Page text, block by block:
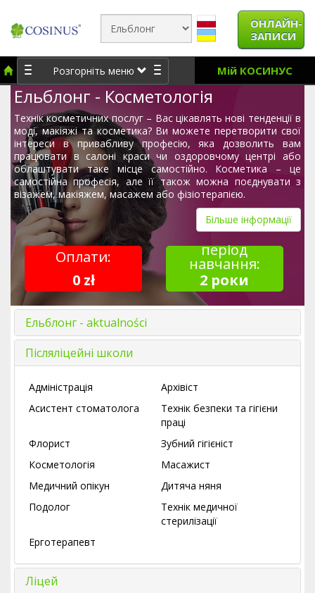
ОНЛАЙН-
ЗАПИСИ
Розгорніть меню Мій КОСИНУС
Ельблонг - Косметологія
Технік косметичних послуг – Вас цікавлять нові тенденції в
моді, макіяжі та косметика? Ви можете перетворити свої
інтереси в привабливу професію, яка дозволить вам
працювати в салоні краси чи оздоровчому центрі або
облаштувати таке місце самостійно. Косметика – це
самостійна професія, але її також можна поєднувати з
візажем, макіяжем, масажем або фізіотерапією.
Більше інформації
Оплати:
0 zł
період
навчання:
2 роки
Ельблонг - aktualności
Післяліцейні школи
Адміністрація
Архівіст
Асистент стоматолога
Технік безпеки та гігієни
праці
Флорист
Зубний гігієніст
Косметологія
Масажист
Медичний опікун
Дитяча няня
Подолог
Технік медичної
стерилізації
Ерготерапевт
Ліцей